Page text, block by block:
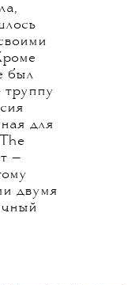
был
труппу
для
—
двумя